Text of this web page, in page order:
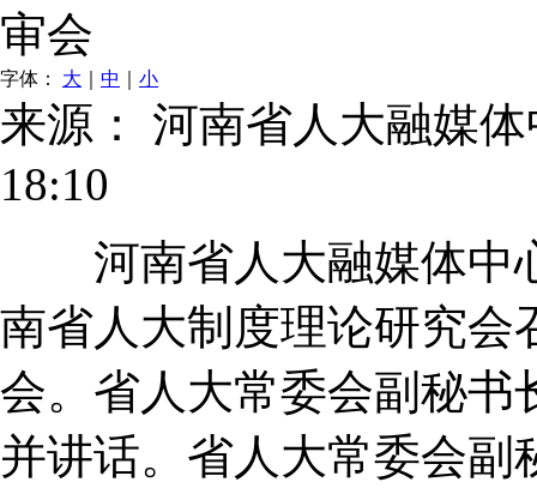
审会
字体： 大 中 小
来源： 河南省人大融媒
18:10
河南省人大融媒体中
南省人大制度理论研究会
会。省人大常委会副秘书
并讲话。省人大常委会